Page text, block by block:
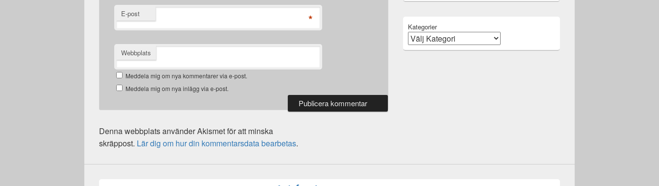
E-post *
Webbplats
Meddela mig om nya kommentarer via e-post.
Meddela mig om nya inlägg via e-post.
Denna webbplats använder Akismet för att minska
skräppost. Lär dig om hur din kommentarsdata bearbetas.
Kategorier